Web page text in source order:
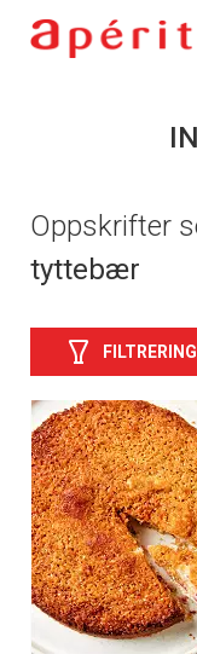
Oppskrifter
tyttebær
FILTRERING